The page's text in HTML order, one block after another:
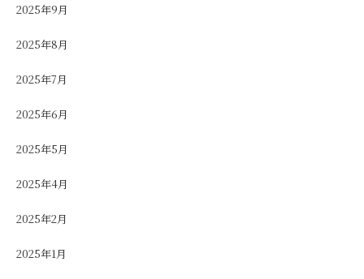
2025年9月
2025年8月
2025年7月
2025年6月
2025年5月
2025年4月
2025年2月
2025年1月